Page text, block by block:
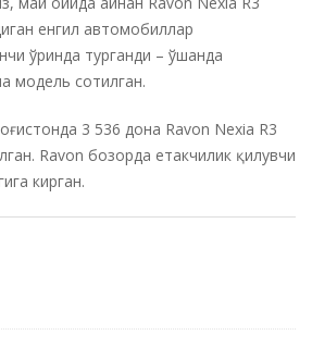
енгил автомобиллар
ўринда турганди – ўшанда
модель сотилган.
3 536 дона Ravon Nexia R3
Ravon бозорда етакчилик қилувчи
кирган.